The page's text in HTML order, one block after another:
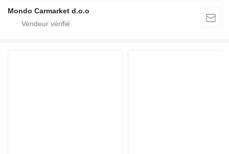
Mondo Carmarket d.o.o